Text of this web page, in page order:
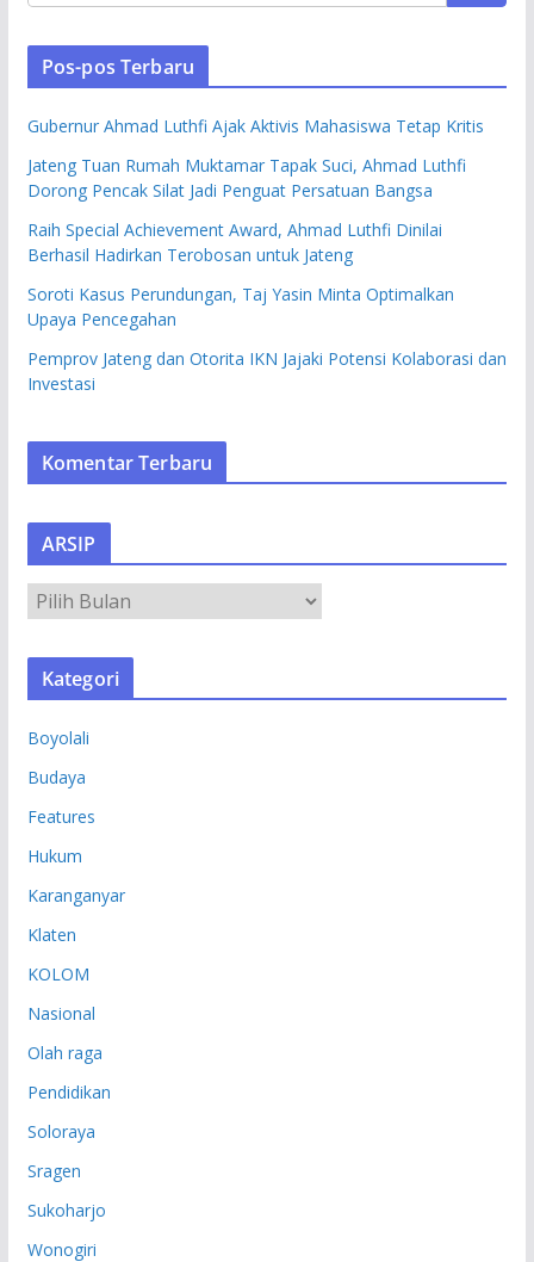
Pos-pos Terbaru
Gubernur Ahmad Luthfi Ajak Aktivis Mahasiswa Tetap Kritis
Jateng Tuan Rumah Muktamar Tapak Suci, Ahmad Luthfi
Dorong Pencak Silat Jadi Penguat Persatuan Bangsa
Raih Special Achievement Award, Ahmad Luthfi Dinilai
Berhasil Hadirkan Terobosan untuk Jateng
Soroti Kasus Perundungan, Taj Yasin Minta Optimalkan
Upaya Pencegahan
Pemprov Jateng dan Otorita IKN Jajaki Potensi Kolaborasi dan
Investasi
Komentar Terbaru
ARSIP
R
S
Kategori
Boyolali
Budaya
Features
Hukum
Karanganyar
Klaten
KOLOM
Nasional
Olah raga
Pendidikan
Soloraya
Sragen
Sukoharjo
Wonogiri